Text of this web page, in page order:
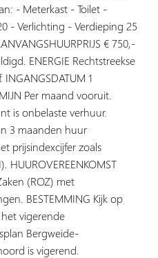
- Meterkast - Toilet -
- Verlichting - Verdieping 25
€ 750,-
ENERGIE Rechtstreekse
1
Per maand vooruit.
is onbelaste verhuur.
3 maanden huur
prijsindexcijfer zoals
(ROZ) met
BESTEMMING Kijk op
vigerende
Bergweide-
is vigerend.